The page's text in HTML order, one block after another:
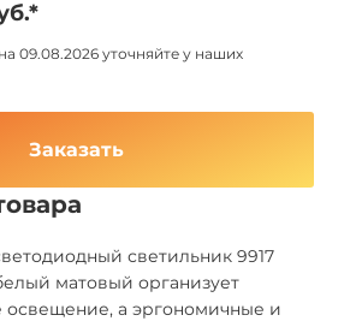
09.08.2026 уточняйте у наших
Заказать
светильник 9917
матовый организует
освещение, а эргономичные и